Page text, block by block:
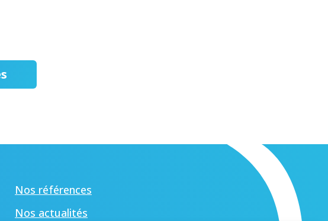
Nos références
Nos actualités